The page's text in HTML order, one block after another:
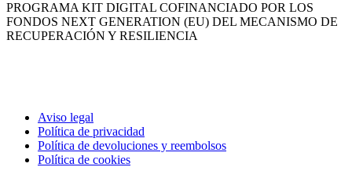
PROGRAMA KIT DIGITAL COFINANCIADO POR LOS
FONDOS NEXT GENERATION (EU) DEL MECANISMO DE
RECUPERACIÓN Y RESILIENCIA
Aviso legal
Política de privacidad
Política de devoluciones y reembolsos
Política de cookies